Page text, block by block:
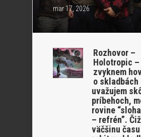
mar 17, 2026
Rozhovor –
Holotropic –
zvyknem
o skladbách
uvažujem
príbehoch,
rovine
– refrén”.
väčšinu